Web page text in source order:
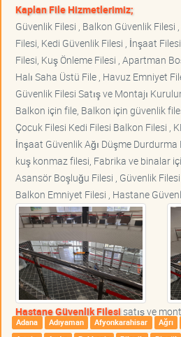
Kaplan File Hizmetlerimiz;
Güvenlik Filesi , Balkon Güvenlik Filesi
Filesi, Kedi Güvenlik Filesi , İnşaat
Filesi, Kuş Önleme Filesi , Apartman
Halı Saha Üstü File , Havuz Emniyet
Güvenlik Filesi Satış ve Montajı
Balkon için file, Balkon için güvenlik
Çocuk Filesi Kedi Filesi Balkon Filesi ,
İnşaat Güvenlik Ağı Düşme
kuş konmaz filesi, Fabrika ve binalar
Asansör Boşluğu Filesi , Güvenlik
Balkon Emniyet Filesi , Hastane
Hastane Güvenlik Filesisatış ve
Adana Adıyaman Afyonkarahisar Ağrı